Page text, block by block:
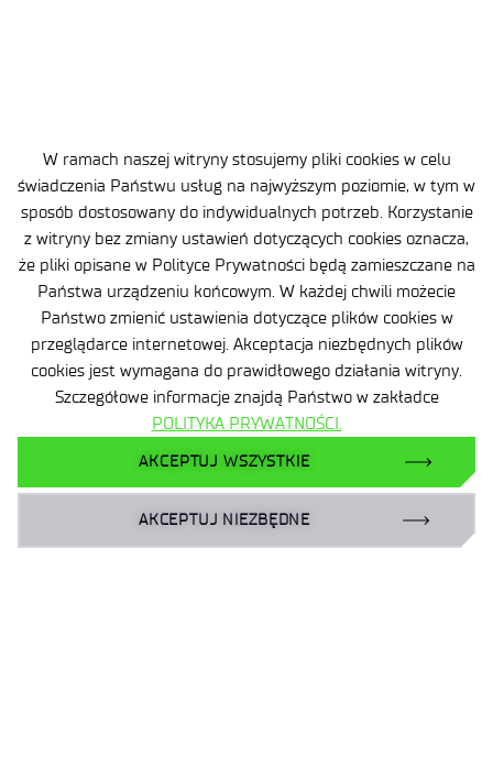
W ramach naszej witryny stosujemy pliki cookies w celu
świadczenia Państwu usług na najwyższym poziomie, w tym w
sposób dostosowany do indywidualnych potrzeb. Korzystanie
z witryny bez zmiany ustawień dotyczących cookies oznacza,
że pliki opisane w Polityce Prywatności będą zamieszczane na
Państwa urządzeniu końcowym. W każdej chwili możecie
Państwo zmienić ustawienia dotyczące plików cookies w
przeglądarce internetowej. Akceptacja niezbędnych plików
cookies jest wymagana do prawidłowego działania witryny.
Szczegółowe informacje znajdą Państwo w zakładce
POLITYKA PRYWATNOŚCI.
AKCEPTUJ WSZYSTKIE
AKCEPTUJ NIEZBĘDNE
PRZEJDŹ DO LISTY WYNIKÓW
NABORÓW